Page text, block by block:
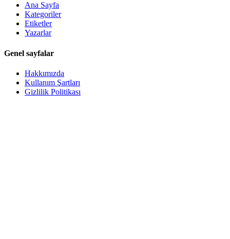
Ana Sayfa
Kategoriler
Etiketler
Yazarlar
Genel sayfalar
Hakkımızda
Kullanım Şartları
Gizlilik Politikası